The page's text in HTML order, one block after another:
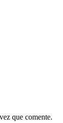
que comente.